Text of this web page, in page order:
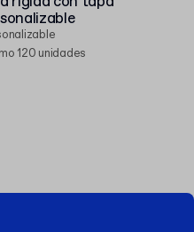
120 unidades